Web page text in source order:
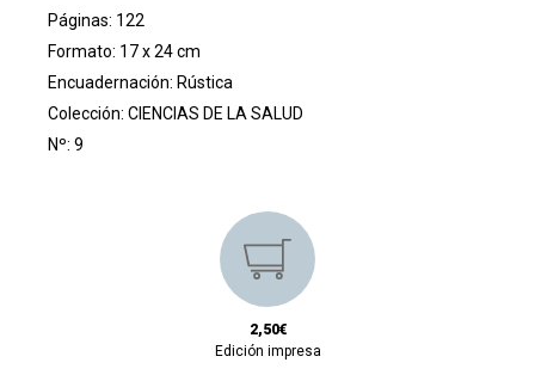
Páginas: 122
Formato: 17 x 24 cm
Encuadernación: Rústica
Colección: CIENCIAS DE LA SALUD
Nº: 9
2,50€
Edición impresa